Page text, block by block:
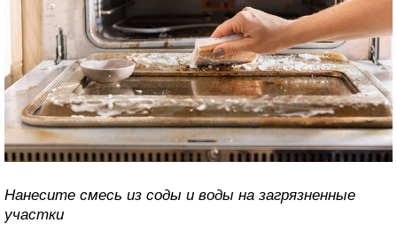
Нанесите смесь из соды и воды на загрязненные
участки